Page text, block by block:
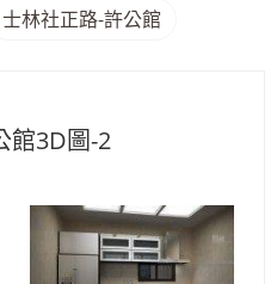
士林社正路-許公館
館3D圖-2